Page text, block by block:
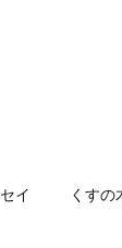
イ くすの